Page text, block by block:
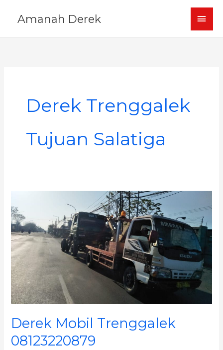
Amanah Derek
Derek Trenggalek
Tujuan Salatiga
Derek Mobil Trenggalek
08123220879
Mobil
Trenggalek
08123220879